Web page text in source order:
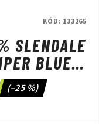
SLENDALE
BLUE
(–25 %)
KÓD: 133265